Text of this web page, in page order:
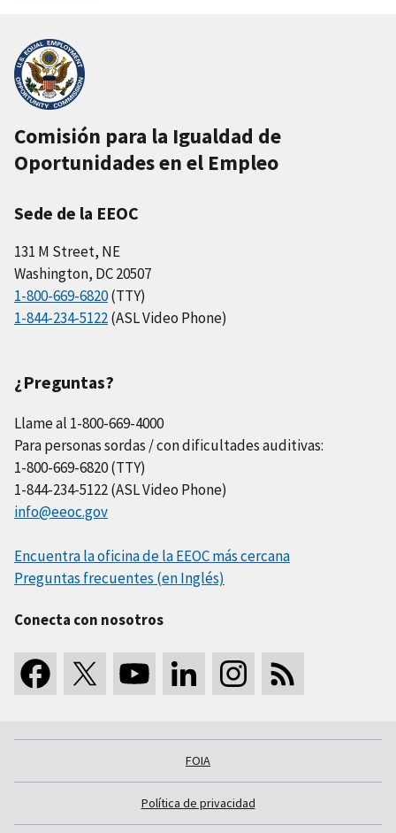
Comisión para la Igualdad de
Oportunidades en el Empleo
Sede de la EEOC
131 M Street, NE
Washington, DC 20507
1-800-669-6820(TTY)
1-844-234-5122(ASL Video Phone)
¿Preguntas?
Llame al 1-800-669-4000
Para personas sordas / con dificultades auditivas:
1-800-669-6820 (TTY)
1-844-234-5122 (ASL Video Phone)
info@eeoc.gov
Encuentra la oficina de la EEOC más cercana
Preguntas frecuentes (en Inglés)
Conecta con nosotros
FOIA
Política de privacidad